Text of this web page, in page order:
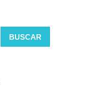
BUSCAR